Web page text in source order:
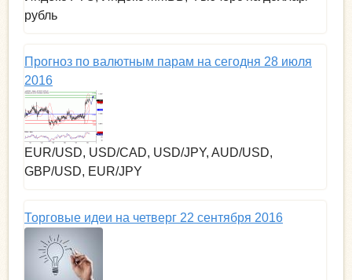
рубль
Прогноз по валютным парам на сегодня 28 июля
2016
EUR/USD, USD/CAD, USD/JPY, AUD/USD,
GBP/USD, EUR/JPY
Торговые идеи на четверг 22 сентября 2016